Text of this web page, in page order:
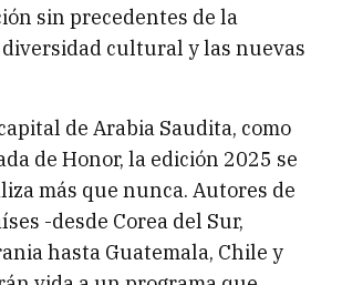
sin precedentes de la
cultural y las nuevas
de Arabia Saudita, como
de Honor, la edición 2025 se
más que nunca. Autores de
-desde Corea del Sur,
hasta Guatemala, Chile y